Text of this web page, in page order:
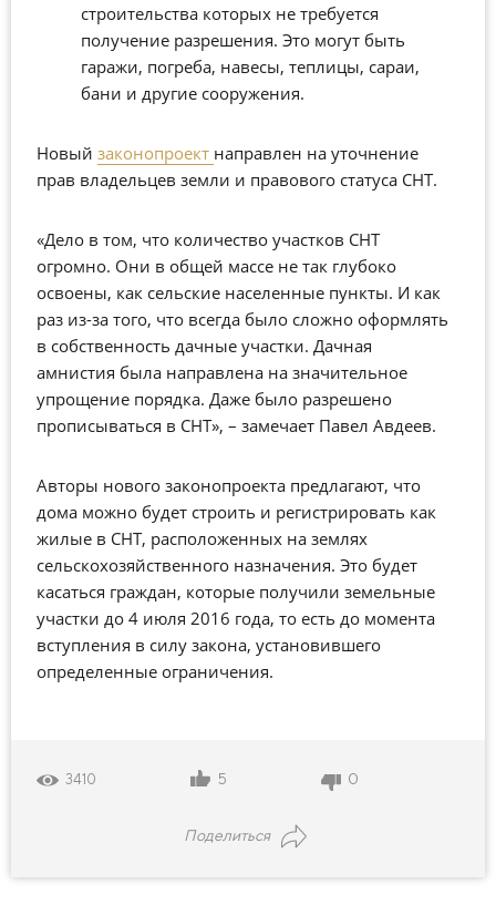
строительства которых не требуется
получение разрешения. Это могут быть
гаражи, погреба, навесы, теплицы, сараи,
бани и другие сооружения.
Новый законопроект направлен на уточнение
прав владельцев земли и правового статуса СНТ.
«Дело в том, что количество участков СНТ
огромно. Они в общей массе не так глубоко
освоены, как сельские населенные пункты. И как
раз из-за того, что всегда было сложно оформлять
в собственность дачные участки. Дачная
амнистия была направлена на значительное
упрощение порядка. Даже было разрешено
прописываться в СНТ», – замечает Павел Авдеев.
Авторы нового законопроекта предлагают, что
дома можно будет строить и регистрировать как
жилые в СНТ, расположенных на землях
сельскохозяйственного назначения. Это будет
касаться граждан, которые получили земельные
участки до 4 июля 2016 года, то есть до момента
вступления в силу закона, установившего
определенные ограничения.
3410 5 0
Поделиться